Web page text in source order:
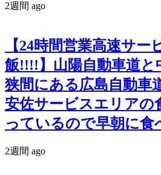
2週間 ago
【24時間営業高速サー
飯!!!!】山陽自動車道と
狭間にある広島自動車
安佐サービスエリアの
っているので早朝に食
2週間 ago